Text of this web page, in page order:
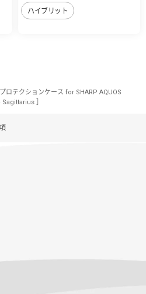
ハイブリット
プロテクションケース for SHARP AQUOS
］